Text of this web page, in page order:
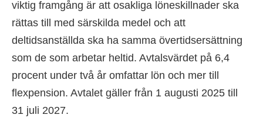
viktig framgång är att osakliga löneskillnader ska
rättas till med särskilda medel och att
deltidsanställda ska ha samma övertidsersättning
som de som arbetar heltid. Avtalsvärdet på 6,4
procent under två år omfattar lön och mer till
flexpension. Avtalet gäller från 1 augusti 2025 till
31 juli 2027.